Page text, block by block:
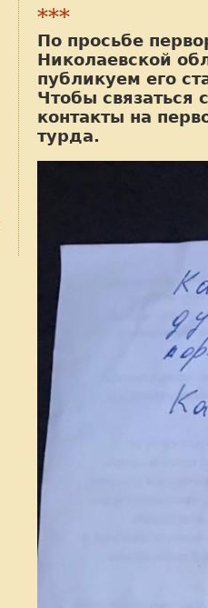
***
По просьбе
Николаевской
публикуем его
Чтобы связаться
контакты на
турда.